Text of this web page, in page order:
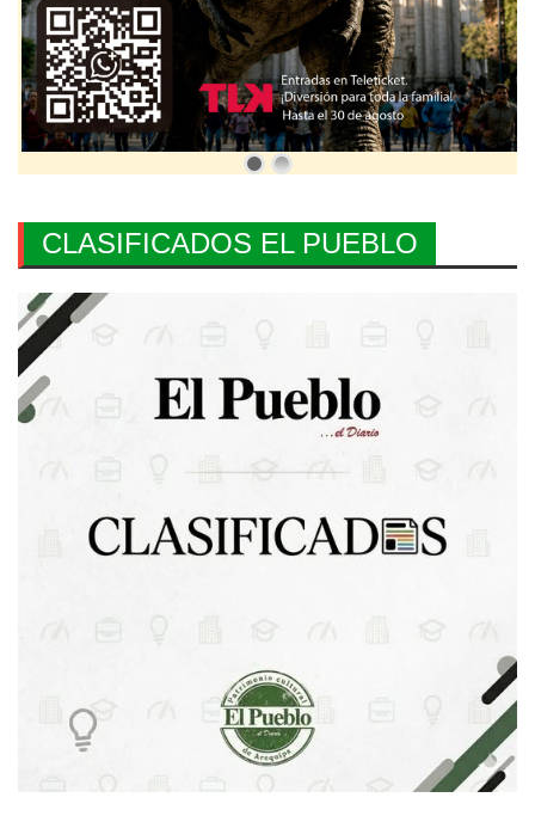
CLASIFICADOS EL PUEBLO